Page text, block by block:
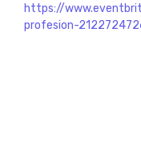
https://
profesion-